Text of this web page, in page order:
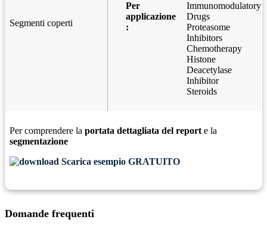
Segmenti coperti
Per
applicazione
:
Immunomodulatory
Drugs
Proteasome
Inhibitors
Chemotherapy
Histone
Deacetylase
Inhibitor
Steroids
Per comprendere la portata dettagliata del report e la
segmentazione
Scarica esempio GRATUITO
Domande frequenti